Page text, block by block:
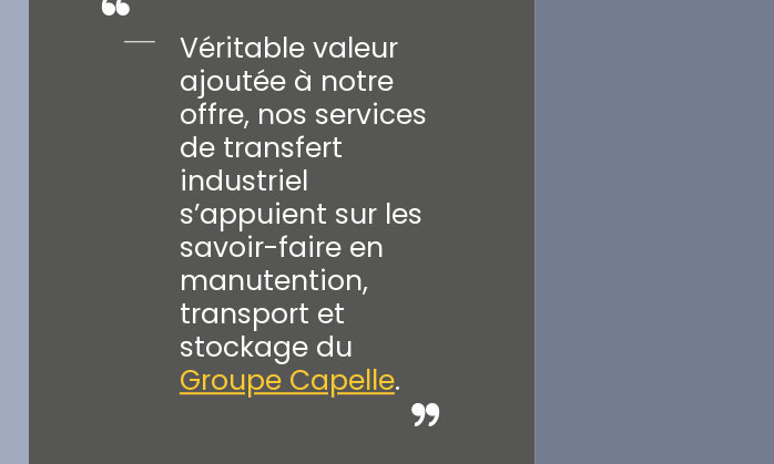
Véritable valeur
ajoutée à notre
offre, nos services
de transfert
industriel
s’appuient sur les
savoir-faire en
manutention,
transport et
stockage du
Groupe Capelle.